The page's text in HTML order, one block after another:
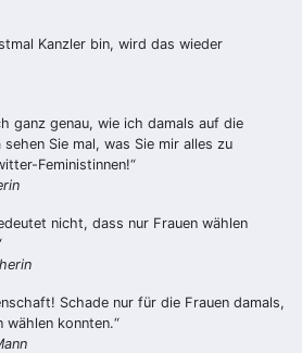
Kanzler bin, wird das wieder
ganz genau, wie ich damals auf die
Sie mal, was Sie mir alles zu
Feministinnen!“
nicht, dass nur Frauen wählen
Schade nur für die Frauen damals,
konnten.“